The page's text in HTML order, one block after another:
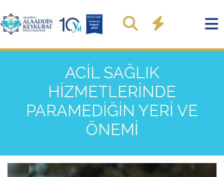
ACİL SAĞLIK
HİZMETLERİNDE
PARAMEDİĞİN YERİ VE
ÖNEMİ